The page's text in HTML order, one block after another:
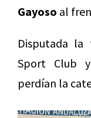
Gayoso al
Disputada la
Sport Club
perdían la